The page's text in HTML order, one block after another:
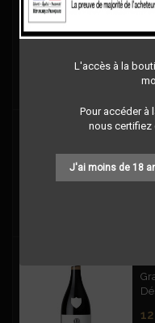
L'accès à la
Pour accéder à
nous certifiez
J'ai moins de 18